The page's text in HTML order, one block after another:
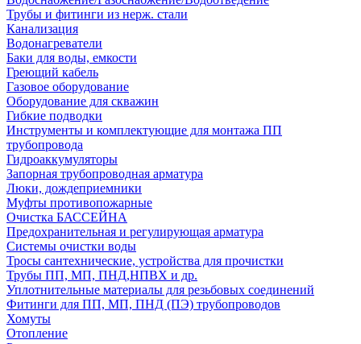
Трубы и фитинги из нерж. стали
Канализация
Водонагреватели
Баки для воды, емкости
Греющий кабель
Газовое оборудование
Оборудование для скважин
Гибкие подводки
Инструменты и комплектующие для монтажа ПП
трубопровода
Гидроаккумуляторы
Запорная трубопроводная арматура
Люки, дождеприемники
Муфты противопожарные
Очистка БАССЕЙНА
Предохранительная и регулирующая арматура
Системы очистки воды
Тросы сантехнические, устройства для прочистки
Трубы ПП, МП, ПНД,НПВХ и др.
Уплотнительные материалы для резьбовых соединений
Фитинги для ПП, МП, ПНД (ПЭ) трубопроводов
Хомуты
Отопление